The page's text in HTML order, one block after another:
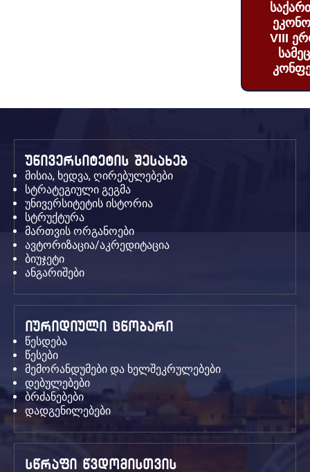
VIII
უნივერსიტეტის შესახებ
მისია, ხედვა, ღირებულებები
სტრატეგიული გეგმა
უნივერსიტეტის ისტორია
სტრუქტურა
მართვის ორგანოები
ავტორიზაცია/აკრედიტაცია
ბიუჯეტი
ანგარიშები
იურიდიული ცნობარი
წესდება
წესები
მემორანდუმები და ხელშეკრულებები
დებულებები
ბრძანებები
დადგენილებები
სწრაფი წვდომისთვის